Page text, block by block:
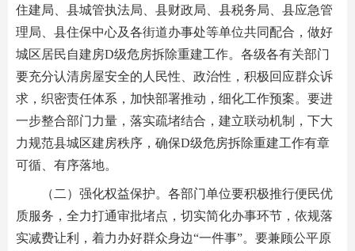
住建局、县城管执法局、县财政局、县税务局、县应急管
理局、县住保中心及各街道办事处等单位共同配合，做好
城区居民自建房D级危房拆除重建工作。各级各有关部门
要充分认清房屋安全的人民性、政治性，积极回应群众诉
求，织密责任体系，加快部署推动，细化工作预案。要进
一步整合部门力量，落实疏堵结合，建立联动机制，下大
力规范县城区建房秩序，确保D级危房拆除重建工作有章
可循、有序落地。
（二）强化权益保护。各部门单位要积极推行便民优
质服务，全力打通审批堵点，切实简化办事环节，依规落
实减费让利，着力办好群众身边“一件事”。要兼顾公平原